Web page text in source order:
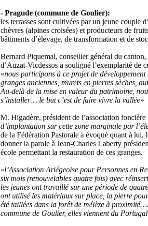
- Pragude (commune de Goulier):
les terrasses sont cultivées par un jeune couple
chèvres (alpines croisées) et producteurs de
bâtiments d’élevage, de transformation et de
Bernard Piquemal, conseiller général du
d’Auzat-Vicdessos a souligné l’exemplarité de
«nous participons à ce projet de
granges anciennes, murets en pierres sèches,
Au-delà de la mise en valeur du patrimoine,
s’installer… le but c’est de faire vivre la vallée»
M. Higadère, président de l’association foncière
d’implantation sur cette zone marginale par
de la Fédération Pastorale a évoqué quant à lui,
donner la parole à Jean-Charles Laberty
école permettant la restauration de ces granges.
«l’Association Ariégeoise pour Personnes en
six mois (renouvelables quatre fois) avec
les jeunes ont travaillé sur une période de
ont utilisé les matériaux sur place, la pierre
été taillées dans la forêt de mélèze à
commune de Goulier, elles viennent du